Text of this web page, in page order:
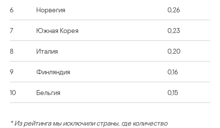
6 Норвегия 0,26
7 Южная Корея 0,23
8 Италия 0,20
9 Финляндия 0,16
10 Бельгия 0,15
* Из рейтинга мы исключили страны, где количество